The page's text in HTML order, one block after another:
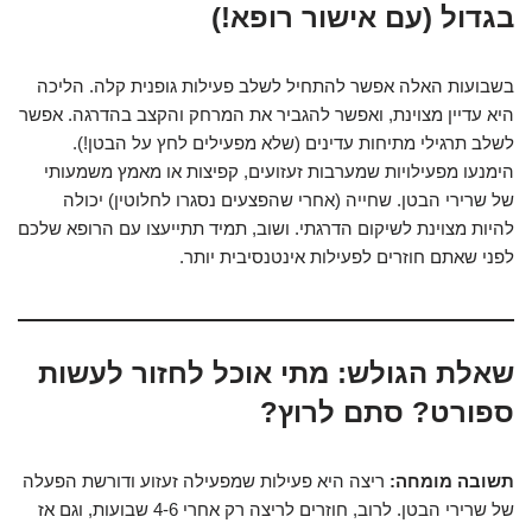
בגדול (עם אישור רופא!)
בשבועות האלה אפשר להתחיל לשלב פעילות גופנית קלה. הליכה
היא עדיין מצוינת, ואפשר להגביר את המרחק והקצב בהדרגה. אפשר
לשלב תרגילי מתיחות עדינים (שלא מפעילים לחץ על הבטן!).
הימנעו מפעילויות שמערבות זעזועים, קפיצות או מאמץ משמעותי
של שרירי הבטן. שחייה (אחרי שהפצעים נסגרו לחלוטין) יכולה
להיות מצוינת לשיקום הדרגתי. ושוב, תמיד תתייעצו עם הרופא שלכם
לפני שאתם חוזרים לפעילות אינטנסיבית יותר.
שאלת הגולש: מתי אוכל לחזור לעשות
ספורט? סתם לרוץ?
תשובה מומחה: ריצה היא פעילות שמפעילה זעזוע ודורשת הפעלה
של שרירי הבטן. לרוב, חוזרים לריצה רק אחרי 4-6 שבועות, וגם אז